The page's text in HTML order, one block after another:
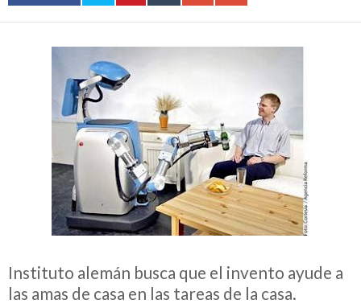
Instituto alemán busca que el invento ayude a
las amas de casa en las tareas de la casa.